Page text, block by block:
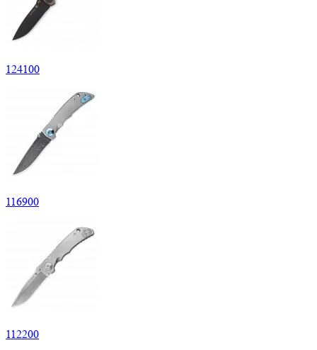
124100
116900
112200